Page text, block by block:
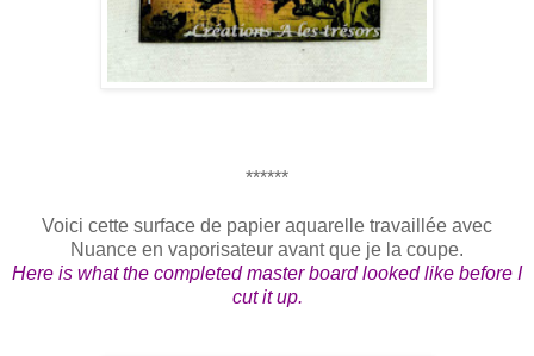
******
Voici cette surface de papier aquarelle travaillée avec
Nuance en vaporisateur avant que je la coupe.
Here is what the completed master board looked like before I
cut it up.